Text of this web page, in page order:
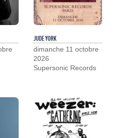
JUDE YORK
dimanche 11 octobre
2026
Supersonic Records